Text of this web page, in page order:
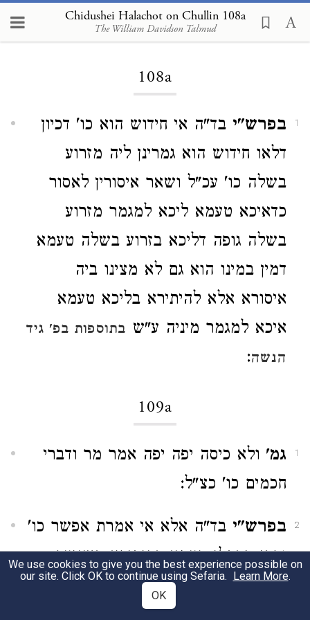
Chidushei Halachot on Chullin 108a
The William Davidson Talmud
Loading...
108a
1 בפרש"י בד"ה אי חידוש הוא כו' דכיון
דלאו חידוש הוא גמרינן ליה מזרוע
בשלה כו' עכ"ל ושאר איסורין לאסור
כדאיכא טעמא ליכא למגמר מזרוע
בשלה גופה דליכא בזרוע בשלה טעמא
דמין במינו הוא גם לא מצינו ביה
איסורא אלא להיתירא בליכא טעמא
איכא למגמר מיניה ע"ש בתוספות בפ' גיד
הנשה:
109a
1 גמ' ולא כיסה יפה יפה אמר מר ודברי
חכמים כו' כצ"ל:
2 בפרש"י בד"ה אלא אי אמרת אפשר כו'
ורבי מדתלי טעמא דהיתירא בשניער
מכלל דשרי אף בקמייתא כו' עכ"ל
We use cookies to give you the best experience possible on
our site. Click OK to continue using Sefaria. Learn More.
OK